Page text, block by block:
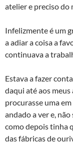
atelier e preciso do
Infelizmente é um
a adiar a coisa a
continuava a
Estava a fazer
daqui até aos
procurasse uma
andado a ver e,
como depois tinha
das fábricas de